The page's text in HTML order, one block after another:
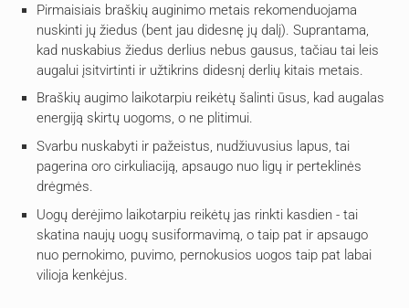
Pirmaisiais braškių auginimo metais rekomenduojama
nuskinti jų žiedus (bent jau didesnę jų dalį). Suprantama,
kad nuskabius žiedus derlius nebus gausus, tačiau tai leis
augalui įsitvirtinti ir užtikrins didesnį derlių kitais metais.
Braškių augimo laikotarpiu reikėtų šalinti ūsus, kad augalas
energiją skirtų uogoms, o ne plitimui.
Svarbu nuskabyti ir pažeistus, nudžiuvusius lapus, tai
pagerina oro cirkuliaciją, apsaugo nuo ligų ir perteklinės
drėgmės.
Uogų derėjimo laikotarpiu reikėtų jas rinkti kasdien - tai
skatina naujų uogų susiformavimą, o taip pat ir apsaugo
nuo pernokimo, puvimo, pernokusios uogos taip pat labai
vilioja kenkėjus.